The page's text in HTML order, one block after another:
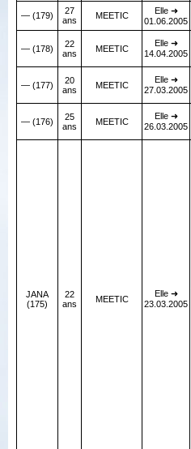
— (179)
27
ans
MEETIC
Elle ➜
01.06.2005
— (178)
22
ans
MEETIC
Elle ➜
14.04.2005
— (177)
20
ans
MEETIC
Elle ➜
27.03.2005
— (176)
25
ans
MEETIC
Elle ➜
26.03.2005
JANA
(175)
22
ans
MEETIC
Elle ➜
23.03.2005